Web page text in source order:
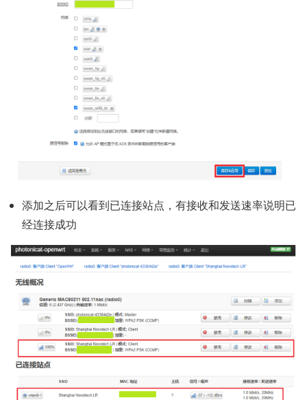
添加之后可以看到已连接站点，有接收和发送速率说明已
经连接成功